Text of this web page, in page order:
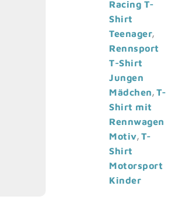
Racing T-
Shirt
Teenager,
Rennsport
T-Shirt
Jungen
Mädchen, T-
Shirt mit
Rennwagen
Motiv, T-
Shirt
Motorsport
Kinder